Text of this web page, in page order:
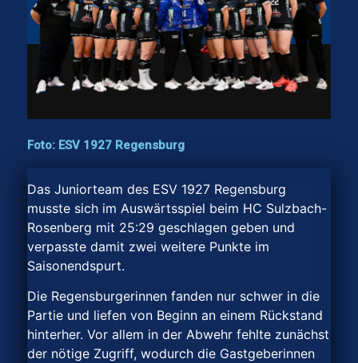
Foto: ESV 1927 Regensburg
Das Juniorteam des ESV 1927 Regensburg
musste sich im Auswärtsspiel beim HC Sulzbach-
Rosenberg mit 25:29 geschlagen geben und
verpasste damit zwei weitere Punkte im
Saisonendspurt.
Die Regensburgerinnen fanden nur schwer in die
Partie und liefen von Beginn an einem Rückstand
hinterher. Vor allem in der Abwehr fehlte zunächst
der nötige Zugriff, wodurch die Gastgeberinnen